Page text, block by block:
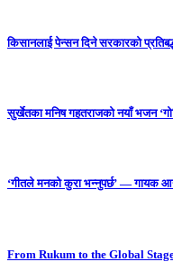
किसानलाई पेन्सन दिने सरकारको
सुर्खेतका मनिष गहतराजको नयाँ भजन
‘गीतले मनको कुरा भन्नुपर्छ’ — गायक
From Rukum to the Global